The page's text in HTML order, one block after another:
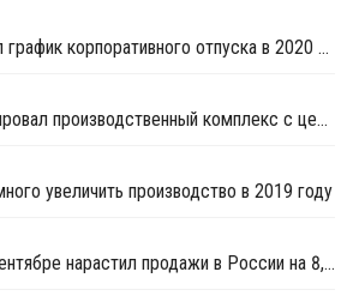
АвтоВАЗ определил график корпоративного отпуска в 2020 году
АвтоВАЗ модернизировал производственный комплекс с целью оптимизации технологий и экономии средств
увеличить производство в 2019 году
КАМАЗ в январе - сентябре нарастил продажи в России на 8,2%